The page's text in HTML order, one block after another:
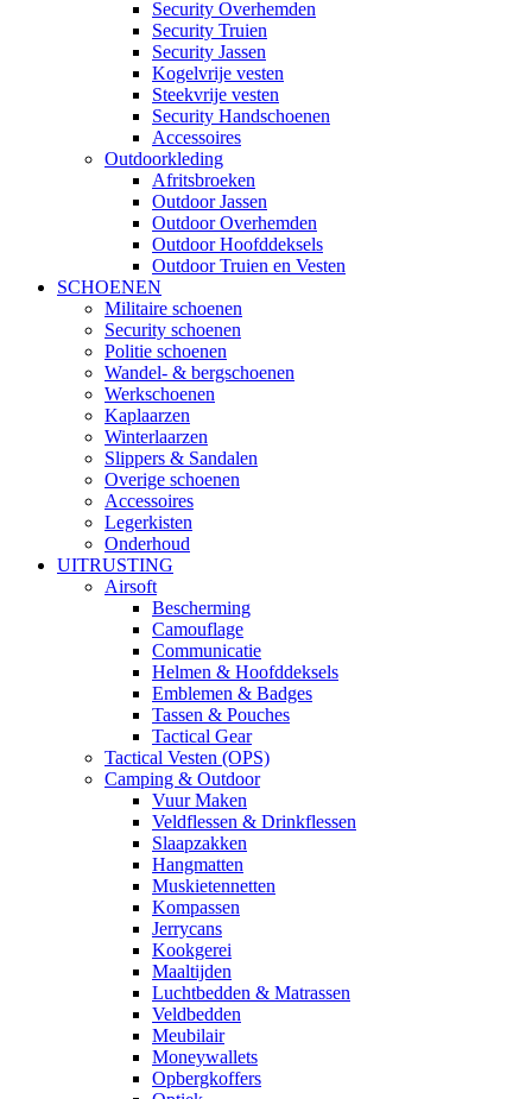
Security Overhemden
Security Truien
Security Jassen
Kogelvrije vesten
Steekvrije vesten
Security Handschoenen
Accessoires
Outdoorkleding
Afritsbroeken
Outdoor Jassen
Outdoor Overhemden
Outdoor Hoofddeksels
Outdoor Truien en Vesten
SCHOENEN
Militaire schoenen
Security schoenen
Politie schoenen
Wandel- & bergschoenen
Werkschoenen
Kaplaarzen
Winterlaarzen
Slippers & Sandalen
Overige schoenen
Accessoires
Legerkisten
Onderhoud
UITRUSTING
Airsoft
Bescherming
Camouflage
Communicatie
Helmen & Hoofddeksels
Emblemen & Badges
Tassen & Pouches
Tactical Gear
Tactical Vesten (OPS)
Camping & Outdoor
Vuur Maken
Veldflessen & Drinkflessen
Slaapzakken
Hangmatten
Muskietennetten
Kompassen
Jerrycans
Kookgerei
Maaltijden
Luchtbedden & Matrassen
Veldbedden
Meubilair
Moneywallets
Opbergkoffers